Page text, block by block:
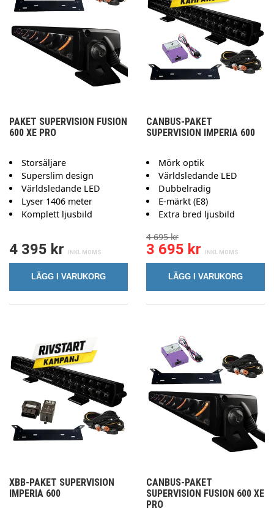
PAKET SUPERVISION FUSION
600 XE PRO
Storsäljare
Superslim design
Världsledande LED
Lyser 1406 meter
Komplett ljusbild
4 395 kr
LÄGG I VARUKORG
CANBUS-PAKET
SUPERVISION IMPERIA 600
Mörk optik
Världsledande LED
Dubbelradig
E-märkt (E8)
Extra bred ljusbild
4 695 kr
3 695 kr
LÄGG I VARUKORG
XBB-PAKET SUPERVISION
IMPERIA 600
CANBUS-PAKET
SUPERVISION FUSION 600 XE
PRO